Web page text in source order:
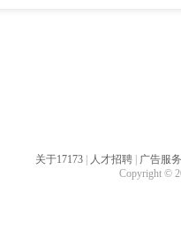
关于17173 人才招聘
广告服务
Copyright ©